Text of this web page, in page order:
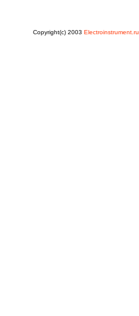
Copyright(c) 2003 Electroinstrument.ru